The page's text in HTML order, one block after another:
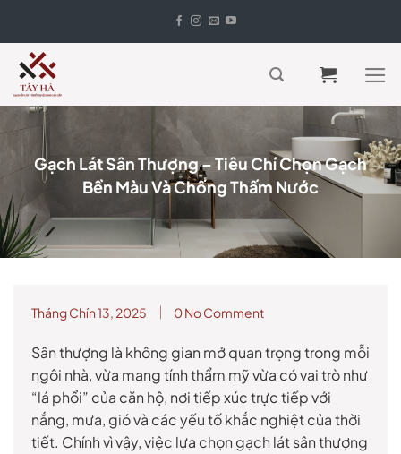
content
Gạch Lát Sân Thượng – Tiêu Chí Chọn Gạch
Bền Màu Và Chống Thấm Nước
Tháng Chín 13, 2025 0 No Comment
Sân thượng là không gian mở quan trọng trong mỗi
ngôi nhà, vừa mang tính thẩm mỹ vừa có vai trò như
“lá phổi” của căn hộ, nơi tiếp xúc trực tiếp với
nắng, mưa, gió và các yếu tố khắc nghiệt của thời
tiết. Chính vì vậy, việc lựa chọn gạch lát sân thượng